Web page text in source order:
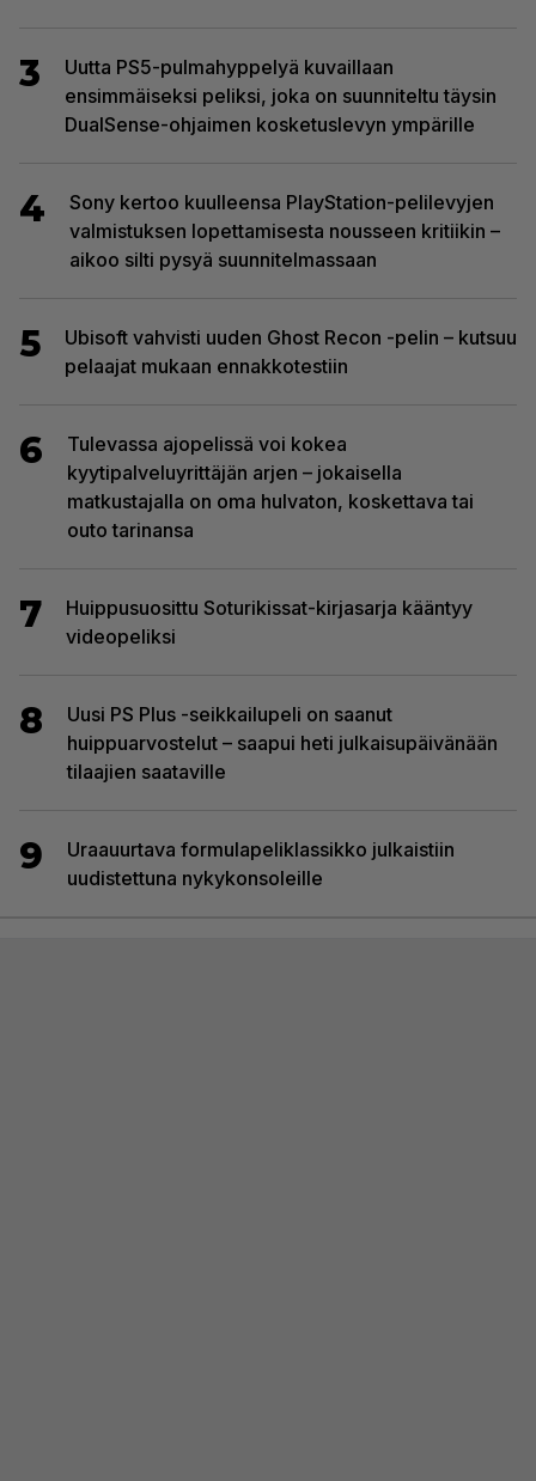
3
Uutta PS5-pulmahyppelyä kuvaillaan
ensimmäiseksi peliksi, joka on suunniteltu täysin
DualSense-ohjaimen kosketuslevyn ympärille
4
Sony kertoo kuulleensa PlayStation-pelilevyjen
valmistuksen lopettamisesta nousseen kritiikin –
aikoo silti pysyä suunnitelmassaan
5
Ubisoft vahvisti uuden Ghost Recon -pelin – kutsuu
pelaajat mukaan ennakkotestiin
6
Tulevassa ajopelissä voi kokea
kyytipalveluyrittäjän arjen – jokaisella
matkustajalla on oma hulvaton, koskettava tai
outo tarinansa
7
Huippusuosittu Soturikissat-kirjasarja kääntyy
videopeliksi
8
Uusi PS Plus -seikkailupeli on saanut
huippuarvostelut – saapui heti julkaisupäivänään
tilaajien saataville
9
Uraauurtava formulapeliklassikko julkaistiin
uudistettuna nykykonsoleille